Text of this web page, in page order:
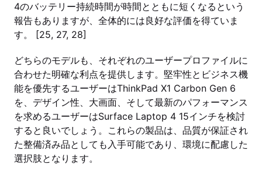
4のバッテリー持続時間が時間とともに短くなるという
報告もありますが、全体的には良好な評価を得ていま
す。 [25, 27, 28]
どちらのモデルも、それぞれのユーザープロファイルに
合わせた明確な利点を提供します。堅牢性とビジネス機
能を優先するユーザーはThinkPad X1 Carbon Gen 6
を、デザイン性、大画面、そして最新のパフォーマンス
を求めるユーザーはSurface Laptop 4 15インチを検討
すると良いでしょう。これらの製品は、品質が保証され
た整備済み品としても入手可能であり、環境に配慮した
選択肢となります。